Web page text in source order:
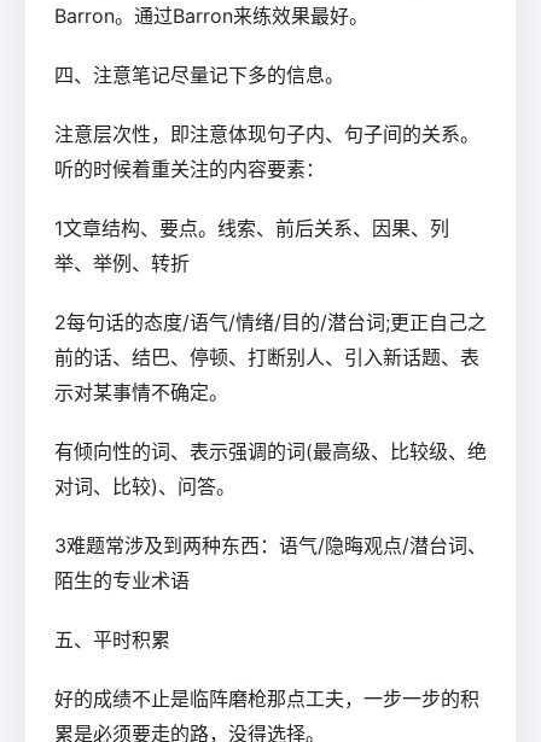
Barron。通过Barron来练效果最好。
四、注意笔记尽量记下多的信息。
注意层次性，即注意体现句子内、句子间的关系。
听的时候着重关注的内容要素：
1文章结构、要点。线索、前后关系、因果、列
举、举例、转折
2每句话的态度/语气/情绪/目的/潜台词;更正自己之
前的话、结巴、停顿、打断别人、引入新话题、表
示对某事情不确定。
有倾向性的词、表示强调的词(最高级、比较级、绝
对词、比较)、问答。
3难题常涉及到两种东西：语气/隐晦观点/潜台词、
陌生的专业术语
五、平时积累
好的成绩不止是临阵磨枪那点工夫，一步一步的积
累是必须要走的路，没得选择。